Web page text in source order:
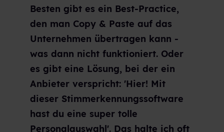
Besten gibt es ein Best-Practice,
den man Copy & Paste auf das
Unternehmen übertragen kann -
was dann nicht funktioniert. Oder
es gibt eine Lösung, bei der ein
Anbieter verspricht: 'Hier! Mit
dieser Stimmerkennungssoftware
hast du eine super tolle
Personalauswahl'. Das halte ich oft